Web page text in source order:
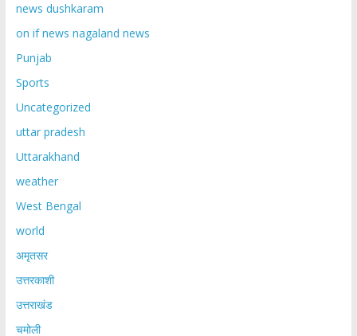
news dushkaram
on if news nagaland news
Punjab
Sports
Uncategorized
uttar pradesh
Uttarakhand
weather
West Bengal
world
अमृतसर
उत्तरकाशी
उत्तराखंड
चमोली